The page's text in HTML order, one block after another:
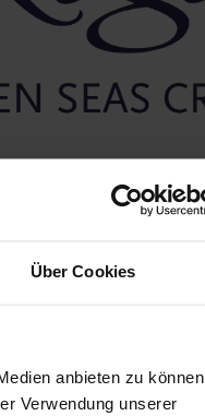
Über Cookies
anbieten zu können
Verwendung unserer